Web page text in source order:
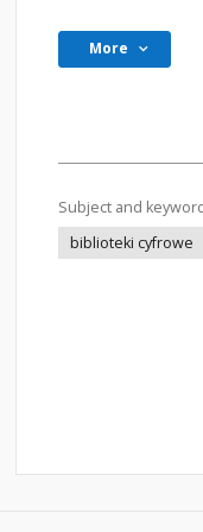
More
Subject and
biblioteki cyfrowe